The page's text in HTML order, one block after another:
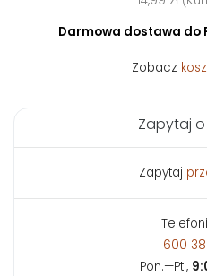
Darmowa dostawa do
Zobacz
Zapytaj
Zapytaj
600
Pon.—Pt.,